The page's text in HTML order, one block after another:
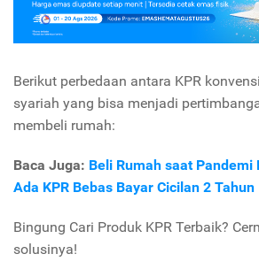
Berikut perbedaan antara KPR
syariah yang bisa menjadi
membeli rumah:
Baca Juga: Beli Rumah saat Pandemi
Ada KPR Bebas Bayar Cicilan 2 Tahun
Bingung Cari Produk KPR Terbaik?
solusinya!